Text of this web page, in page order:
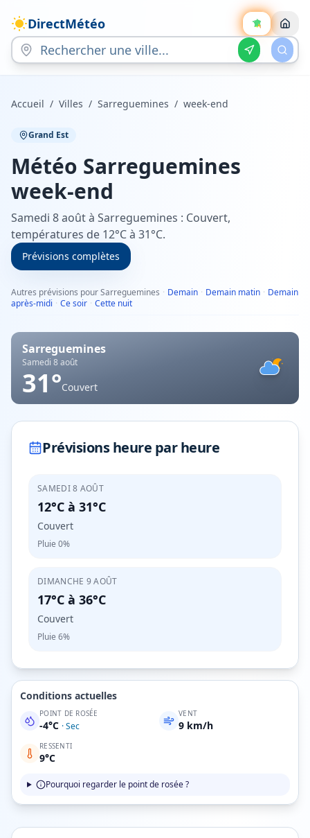
DirectMétéo
Accueil / Villes / Sarreguemines / week-end
Grand Est
Météo Sarreguemines
week-end
Samedi 8 août à Sarreguemines : Couvert,
températures de 12°C à 31°C.
Prévisions complètes
Autres prévisions pour Sarreguemines · Demain · Demain matin · Demain
après-midi · Ce soir · Cette nuit
Sarreguemines
Samedi 8 août
31°Couvert
Prévisions heure par heure
SAMEDI 8 AOÛT
12°C à 31°C
Couvert
Pluie 0%
DIMANCHE 9 AOÛT
17°C à 36°C
Couvert
Pluie 6%
Conditions actuelles
POINT DE ROSÉE
-4°C ·Sec
VENT
9 km/h
RESSENTI
9°C
Pourquoi regarder le point de rosée ?